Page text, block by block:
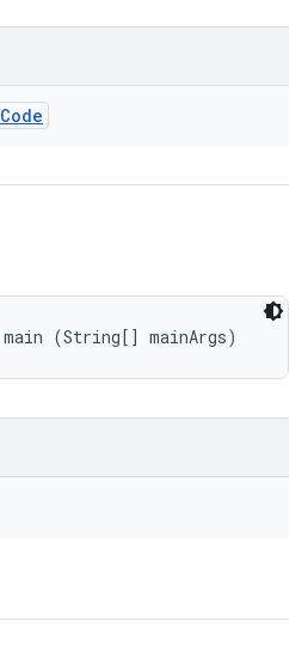
Code
(String[] mainArgs)